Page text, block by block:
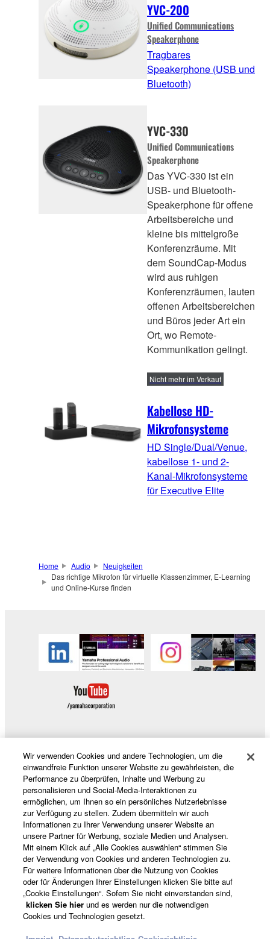
YVC-200
Unified Communications
Speakerphone
Tragbares
Speakerphone (USB und
Bluetooth)
YVC-330
Unified Communications
Speakerphone
Das YVC-330 ist ein
USB- und Bluetooth-
Speakerphone für offene
Arbeitsbereiche und
kleine bis mittelgroße
Konferenzräume. Mit
dem SoundCap-Modus
wird aus ruhigen
Konferenzräumen, lauten
offenen Arbeitsbereichen
und Büros jeder Art ein
Ort, wo Remote-
Kommunikation gelingt.
Kabellose HD-
Mikrofonsysteme
Nicht mehr im Verkauf
HD Single/Dual/Venue,
kabellose 1- und 2-
Kanal-Mikrofonsysteme
für Executive Elite
Home Audio
Neuigkeiten
Das richtige Mikrofon für virtuelle Klassenzimmer, E-Learning
und Online-Kurse finden
Produkte und Lösungen
News
Über Yamaha
Deutschland - German
Wir verwenden Cookies und andere Technologien, um die
einwandfreie Funktion unserer Website zu gewährleisten, die
Performance zu überprüfen, Inhalte und Werbung zu
personalisieren und Social-Media-Interaktionen zu
ermöglichen, um Ihnen so ein persönliches Nutzerlebnisse
zur Verfügung zu stellen. Zudem übermitteln wir auch
Informationen zu Ihrer Verwendung unserer Website an
unsere Partner für Werbung, soziale Medien und Analysen.
Mit einem Klick auf „Alle Cookies auswählen“ stimmen Sie
der Verwendung von Cookies und anderen Technologien zu.
Für weitere Informationen über die Nutzung von Cookies
oder für Änderungen Ihrer Einstellungen klicken Sie bitte auf
„Cookie Einstellungen“. Sofern Sie nicht einverstanden sind,
klicken Sie hier und es werden nur die notwendigen
Cookies und Technologien gesetzt.